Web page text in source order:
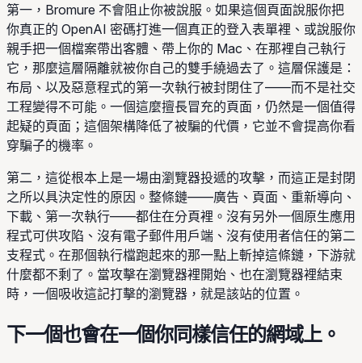
第一，Bromure 不會阻止你被說服。如果這個頁面說服你把
你真正的 OpenAI 密碼打進一個真正的登入表單裡、或說服你
親手把一個檔案帶出客體、帶上你的 Mac、在那裡自己執行
它，那麼這層隔離就被你自己的雙手繞過去了。這層保護是：
布局、以及惡意程式的第一次執行被封閉住了——而不是社交
工程變得不可能。一個這麼擅長冒充的頁面，仍然是一個值得
起疑的頁面；這個架構降低了被騙的代價，它並不會提高你看
穿騙子的機率。
第二，這從根本上是一場由瀏覽器投遞的攻擊，而這正是封閉
之所以具決定性的原因。整條鏈——廣告、頁面、重新導向、
下載、第一次執行——都住在分頁裡。沒有另外一個原生應用
程式可供攻陷、沒有電子郵件用戶端、沒有使用者信任的第二
支程式。在那個執行檔跑起來的那一點上斬掉這條鏈，下游就
什麼都不剩了。當攻擊在瀏覽器裡開始、也在瀏覽器裡結束
時，一個吸收這記打擊的瀏覽器，就是該站的位置。
下一個也會在一個你同樣信任的網域上。